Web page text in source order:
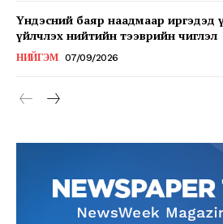
Үндэсний баяр наадмаар иргэдэд
үйлчлэх нийтийн тээврийн чиглэл
НИЙГЭМ 07/09/2026